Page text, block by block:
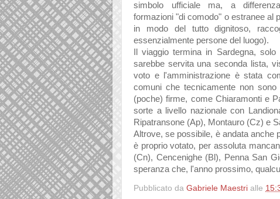
simbolo ufficiale ma, a
formazioni "di comodo" o estranee al
in modo del tutto dignitoso,
essenzialmente persone del luogo).
Il viaggio termina in Sardegna,
sarebbe servita una seconda lista,
voto e l'amministrazione è stata
comuni che tecnicamente non
(poche) firme, come Chiaramonti e
sorte a livello nazionale con
Ripatransone (Ap), Montauro (Cz) e
Altrove, se possibile, è andata anche
è proprio votato, per assoluta
(Cn), Cencenighe (Bl), Penna San
speranza che, l'anno prossimo,
Pubblicato da Gabriele Maestri alle